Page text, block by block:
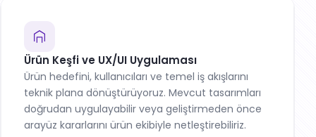
Ürün Keşfi ve UX/UI Uygulaması
Ürün hedefini, kullanıcıları ve temel iş akışlarını
teknik plana dönüştürüyoruz. Mevcut tasarımları
doğrudan uygulayabilir veya geliştirmeden önce
arayüz kararlarını ürün ekibiyle netleştirebiliriz.